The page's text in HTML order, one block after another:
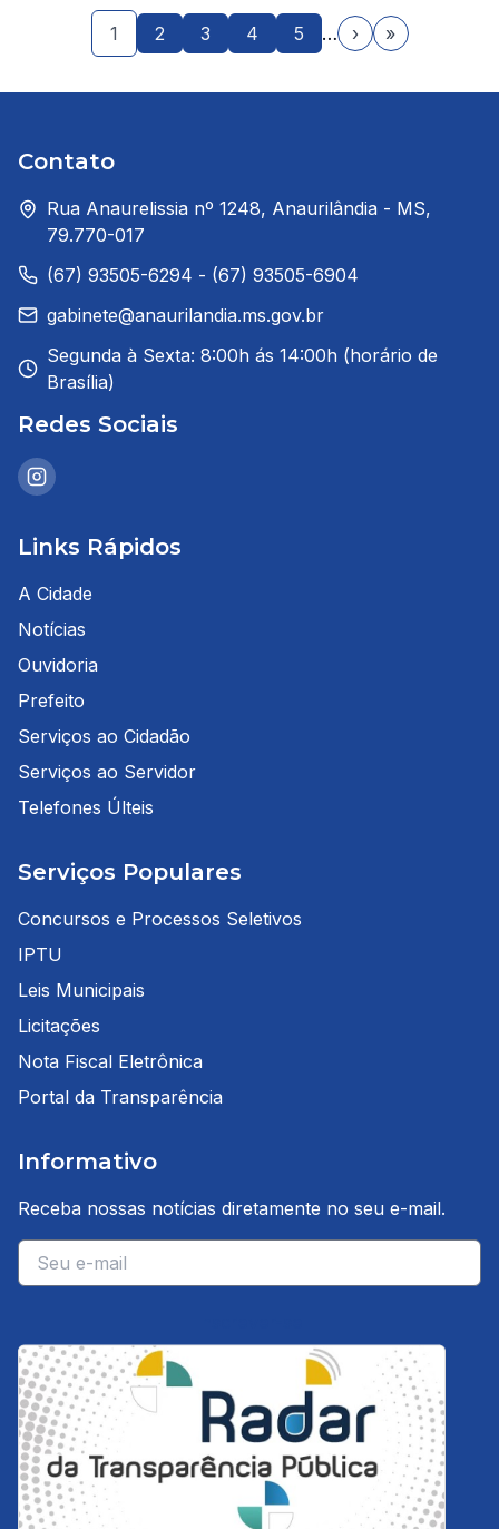
1 2 3 4 5 … › »
Contato
Rua Anaurelissia nº 1248, Anaurilândia - MS,
79.770-017
(67) 93505-6294 - (67) 93505-6904
gabinete@anaurilandia.ms.gov.br
Segunda à Sexta: 8:00h ás 14:00h (horário de
Brasília)
Redes Sociais
Links Rápidos
A Cidade
Notícias
Ouvidoria
Prefeito
Serviços ao Cidadão
Serviços ao Servidor
Telefones Últeis
Serviços Populares
Concursos e Processos Seletivos
IPTU
Leis Municipais
Licitações
Nota Fiscal Eletrônica
Portal da Transparência
Informativo
Receba nossas notícias diretamente no seu e-mail.
E-mail